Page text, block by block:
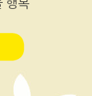
행복